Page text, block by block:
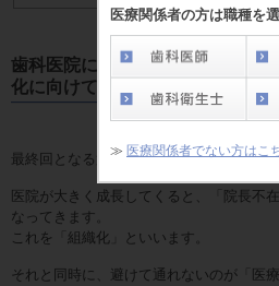
医療関係者の方は職種を
≫ 医療関係者でない方はこ
歯科医院にお金を残す6つのノウ
化に向けて医療法人成りのメリッ
最終回となる第6回は、医療法人成りにつ
医院が大きく成長してくると、「院長不
なってきます。
これを「組織化」といいます。
それと同時に、避けて通れないのが「医